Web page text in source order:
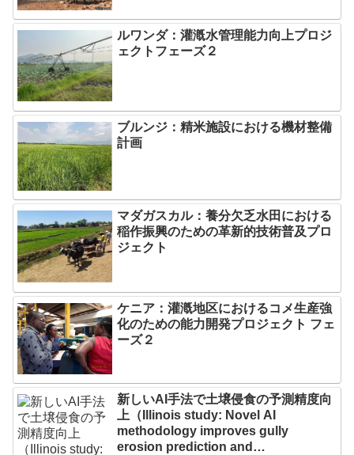
ルワンダ：灌漑水管理能力向上プロジ
ェクトフェーズ２
ブルンジ：精米施設における機材整備
計画
マダガスカル：養分欠乏水田における
稲作振興のための革新的技術普及プロ
ジェクト
ケニア：灌漑地区におけるコメ生産強
化のための能力開発プロジェクト フェ
ーズ２
新しいAI手法で土壌侵食の予測精度向
上（Illinois study: Novel AI
methodology improves gully
erosion prediction and